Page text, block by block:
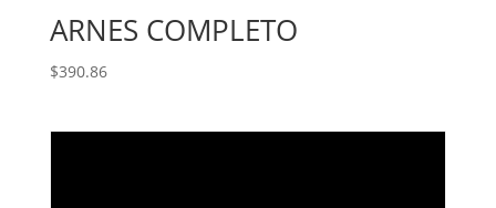
ARNES COMPLETO
$390.86